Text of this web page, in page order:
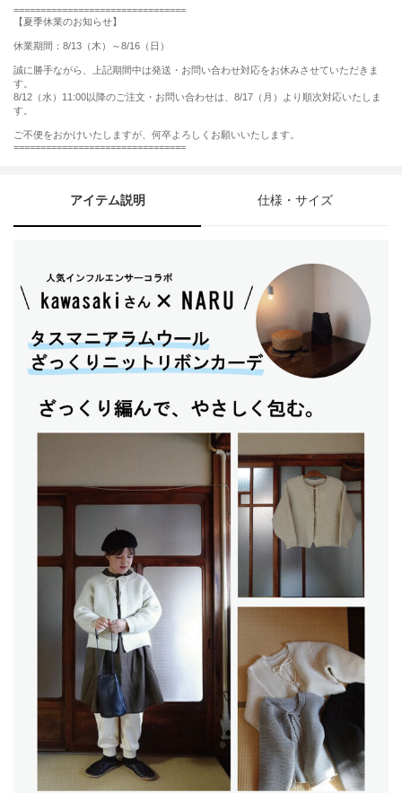
================================
【夏季休業のお知らせ】
休業期間：8/13（木）～8/16（日）
誠に勝手ながら、上記期間中は発送・お問い合わせ対応をお休みさせていただきま
す。
8/12（水）11:00以降のご注文・お問い合わせは、8/17（月）より順次対応いたしま
す。
ご不便をおかけいたしますが、何卒よろしくお願いいたします。
================================
アイテム説明 仕様・サイズ